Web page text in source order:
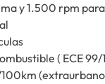
y 1.500 rpm
( ECE